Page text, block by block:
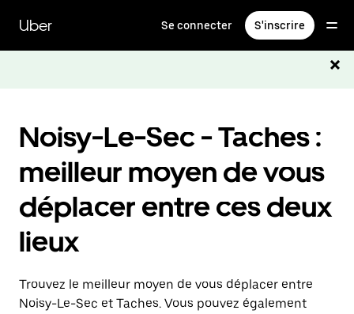
contenu
principal
Uber Se connecter S'inscrire
Noisy-Le-Sec - Taches :
meilleur moyen de vous
déplacer entre ces deux
lieux
Trouvez le meilleur moyen de vous déplacer entre
Noisy-Le-Sec et Taches. Vous pouvez également